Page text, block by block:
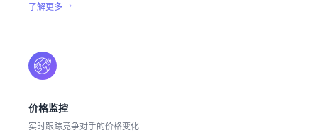
了解更多
价格监控
实时跟踪竞争对手的价格变化